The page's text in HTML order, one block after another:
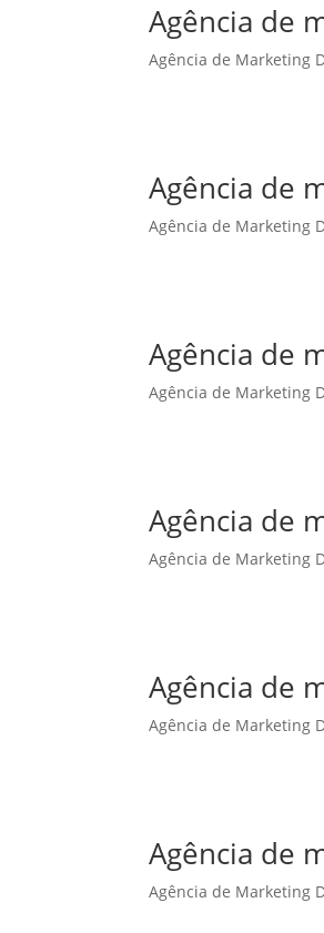
Agência de
Agência de Marketing
Agência de
Agência de Marketing
Agência de
Agência de Marketing
Agência de
Agência de Marketing
Agência de
Agência de Marketing
Agência de
Agência de Marketing